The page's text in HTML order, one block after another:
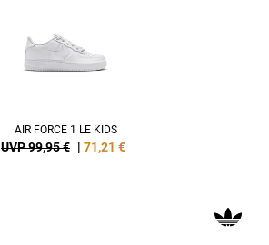
AIR FORCE 1 LE KIDS
UVP 99,95 € | 71,21 €